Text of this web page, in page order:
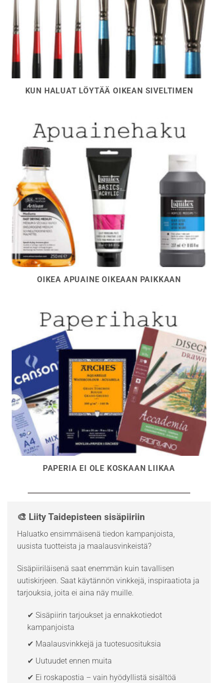
KUN HALUAT LÖYTÄÄ OIKEAN SIVELTIMEN
OIKEA APUAINE OIKEAAN PAIKKAAN
PAPERIA EI OLE KOSKAAN LIIKAA
🎨 Liity Taidepisteen sisäpiiriin
Haluatko ensimmäisenä tiedon kampanjoista,
uusista tuotteista ja maalausvinkeistä?
Sisäpiiriläisenä saat enemmän kuin tavallisen
uutiskirjeen. Saat käytännön vinkkejä, inspiraatiota ja
tarjouksia, joita ei aina näy muille.
✔ Sisäpiirin tarjoukset ja ennakkotiedot
kampanjoista
✔ Maalausvinkkejä ja tuotesuosituksia
✔ Uutuudet ennen muita
✔ Ei roskapostia – vain hyödyllistä sisältöä